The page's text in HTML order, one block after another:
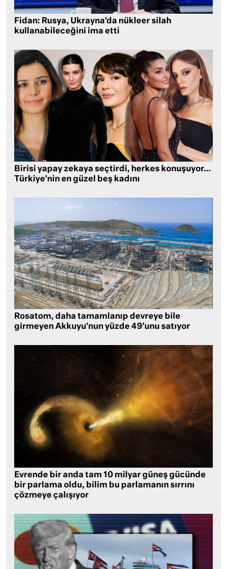
Fidan: Rusya, Ukrayna’da nükleer silah
kullanabileceğini ima etti
Birisi yapay zekaya seçtirdi, herkes konuşuyor…
Türkiye’nin en güzel beş kadını
Rosatom, daha tamamlanıp devreye bile
girmeyen Akkuyu’nun yüzde 49’unu satıyor
Evrende bir anda tam 10 milyar güneş gücünde
bir parlama oldu, bilim bu parlamanın sırrını
çözmeye çalışıyor